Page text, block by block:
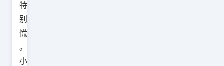
特
别
慌
。
小